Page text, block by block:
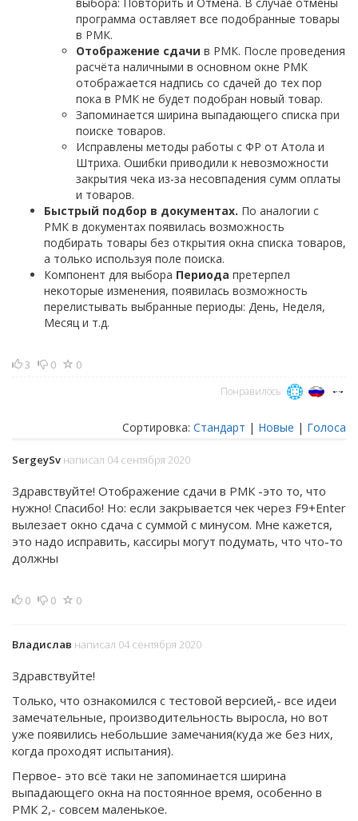
программа оставляет все подобранные товары
в РМК.
Отображение сдачи в РМК. После проведения
расчёта наличными в основном окне РМК
отображается надпись со сдачей до тех пор
пока в РМК не будет подобран новый товар.
Запоминается ширина выпадающего списка при
поиске товаров.
Исправлены методы работы с ФР от Атола и
Штриха. Ошибки приводили к невозможности
закрытия чека из-за несовпадения сумм оплаты
и товаров.
Быстрый подбор в документах. По аналогии с
РМК в документах появилась возможность
подбирать товары без открытия окна списка товаров,
а только используя поле поиска.
Компонент для выбора Периода претерпел
некоторые изменения, появилась возможность
перелистывать выбранные периоды: День, Неделя,
Месяц и т.д.
3 0 0
Понравилось
Сортировка: Стандарт | Новые | Голоса
SergeySv написал 04 сентября 2020
Здравствуйте! Отображение сдачи в РМК -это то, что
нужно! Спасибо! Но: если закрывается чек через F9+Enter
вылезает окно сдача с суммой с минусом. Мне кажется,
это надо исправить, кассиры могут подумать, что что-то
должны
0 0 0
Владислав написал 04 сентября 2020
Здравствуйте!
Только, что ознакомился с тестовой версией,- все идеи
замечательные, производительность выросла, но вот
уже появились небольшие замечания(куда же без них,
когда проходят испытания).
Первое- это всё таки не запоминается ширина
выпадающего окна на постоянное время, особенно в
РМК 2,- совсем маленькое.